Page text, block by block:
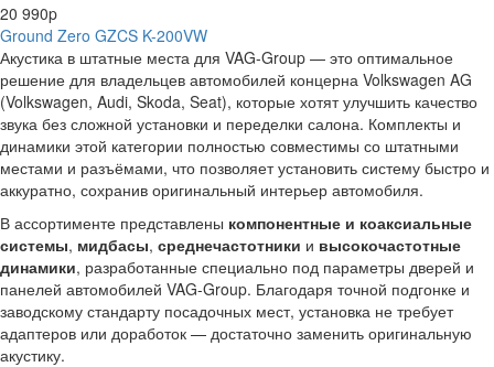
20 990p
Ground Zero GZCS K-200VW
Акустика в штатные места для VAG-Group — это оптимальное
решение для владельцев автомобилей концерна Volkswagen AG
(Volkswagen, Audi, Skoda, Seat), которые хотят улучшить качество
звука без сложной установки и переделки салона. Комплекты и
динамики этой категории полностью совместимы со штатными
местами и разъёмами, что позволяет установить систему быстро и
аккуратно, сохранив оригинальный интерьер автомобиля.
В ассортименте представлены компонентные и коаксиальные
системы, мидбасы, среднечастотники и высокочастотные
динамики, разработанные специально под параметры дверей и
панелей автомобилей VAG-Group. Благодаря точной подгонке и
заводскому стандарту посадочных мест, установка не требует
адаптеров или доработок — достаточно заменить оригинальную
акустику.